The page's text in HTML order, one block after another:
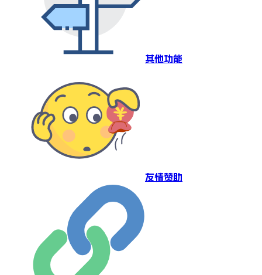
其他功能
友情赞助